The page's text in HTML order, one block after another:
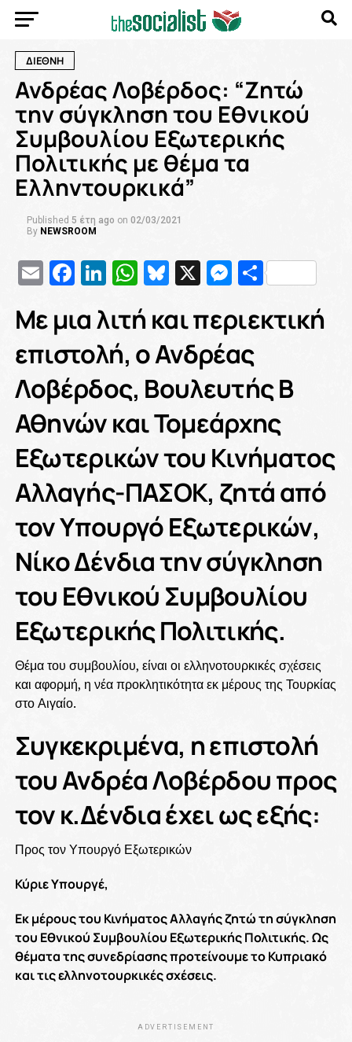
ΔΙΕΘΝΗ
Ανδρέας Λοβέρδος: “Ζητώ
την σύγκληση του Εθνικού
Συμβουλίου Εξωτερικής
Πολιτικής με θέμα τα
Ελληντουρκικά”
Published 5 έτη ago on 02/03/2021
By NEWSROOM
EmailFacebook
LinkedIn
WhatsApp
Bluesky
X
Με μια λιτή και περιεκτική
επιστολή, ο Ανδρέας
Λοβέρδος, Βουλευτής Β
Αθηνών και Τομεάρχης
Εξωτερικών του Κινήματος
Αλλαγής-ΠΑΣΟΚ, ζητά από
τον Υπουργό Εξωτερικών,
Νίκο Δένδια την σύγκληση
του Εθνικού Συμβουλίου
Εξωτερικής Πολιτικής.
Θέμα του συμβουλίου, είναι οι ελληνοτουρκικές σχέσεις
και αφορμή, η νέα προκλητικότητα εκ μέρους της Τουρκίας
στο Αιγαίο.
Συγκεκριμένα, η επιστολή
του Ανδρέα Λοβέρδου προς
τον κ.Δένδια έχει ως εξής:
Προς τον Υπουργό Εξωτερικών
Κύριε Υπουργέ,
Εκ μέρους του Κινήματος Αλλαγής ζητώ τη σύγκληση
του Εθνικού Συμβουλίου Εξωτερικής Πολιτικής. Ως
θέματα της συνεδρίασης προτείνουμε το Κυπριακό
και τις ελληνοτουρκικές σχέσεις.
ADVERTISEMENT